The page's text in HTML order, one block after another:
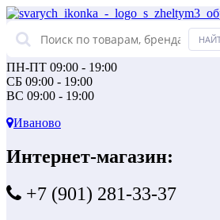
ПН-ПТ 09:00 - 19:00
СБ 09:00 - 19:00
ВС 09:00 - 19:00
Иваново
Интернет-магазин:
+7 (901) 281-33-37